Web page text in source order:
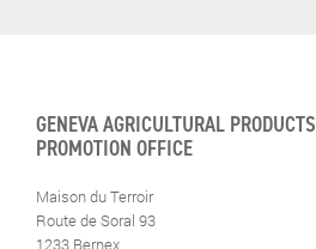
GENEVA AGRICULTURAL PRODUCTS
PROMOTION OFFICE
Maison du Terroir
Route de Soral 93
1233 Bernex